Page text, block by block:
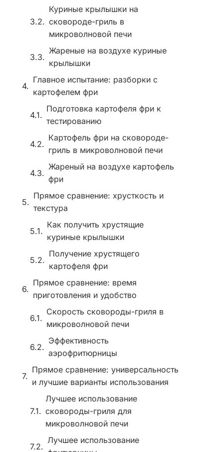
Куриные крылышки на
сковороде-гриль в
микроволновой печи
Жареные на воздухе куриные
крылышки
Главное испытание: разборки с
картофелем фри
Подготовка картофеля фри к
тестированию
Картофель фри на сковороде-
гриль в микроволновой печи
Жареный на воздухе картофель
фри
Прямое сравнение: хрусткость и
текстура
Как получить хрустящие
куриные крылышки
Получение хрустящего
картофеля фри
Прямое сравнение: время
приготовления и удобство
Скорость сковороды-гриля в
микроволновой печи
Эффективность
аэрофритюрницы
Прямое сравнение: универсальность
и лучшие варианты использования
Лучшее использование
сковороды-гриля для
микроволновой печи
Лучшее использование